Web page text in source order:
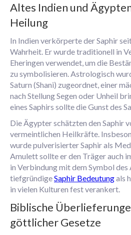
Altes Indien und
Heilung
In Indien verkörperte der Saphir
Wahrheit. Er wurde traditionell in
Eheringen verwendet, um die
zu symbolisieren. Astrologisch
Saturn (Shani) zugeordnet, einer
nach Stellung Segen oder Unheil
eines Saphirs sollte die Gunst des
Die Ägypter schätzten den Saphir
vermeintlichen Heilkräfte.
wurde pulverisierter Saphir als
Amulett sollte er den Träger auch
in Verbindung mit dem Symbol des
tiefgründigeSaphir Bedeutungals
in vielen Kulturen fest verankert.
Biblische
göttlicher Gesetze